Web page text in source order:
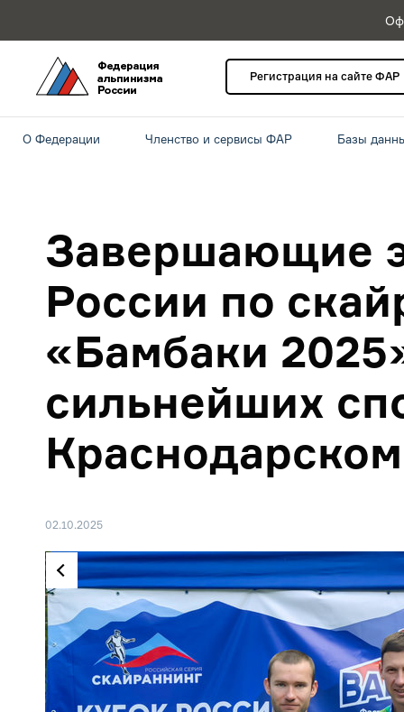
Регистрация на сайте ФАР
О Федерации Членство и сервисы ФАР Базы
Завершающие
России по
«Бамбаки
сильнейших
02.10.2025